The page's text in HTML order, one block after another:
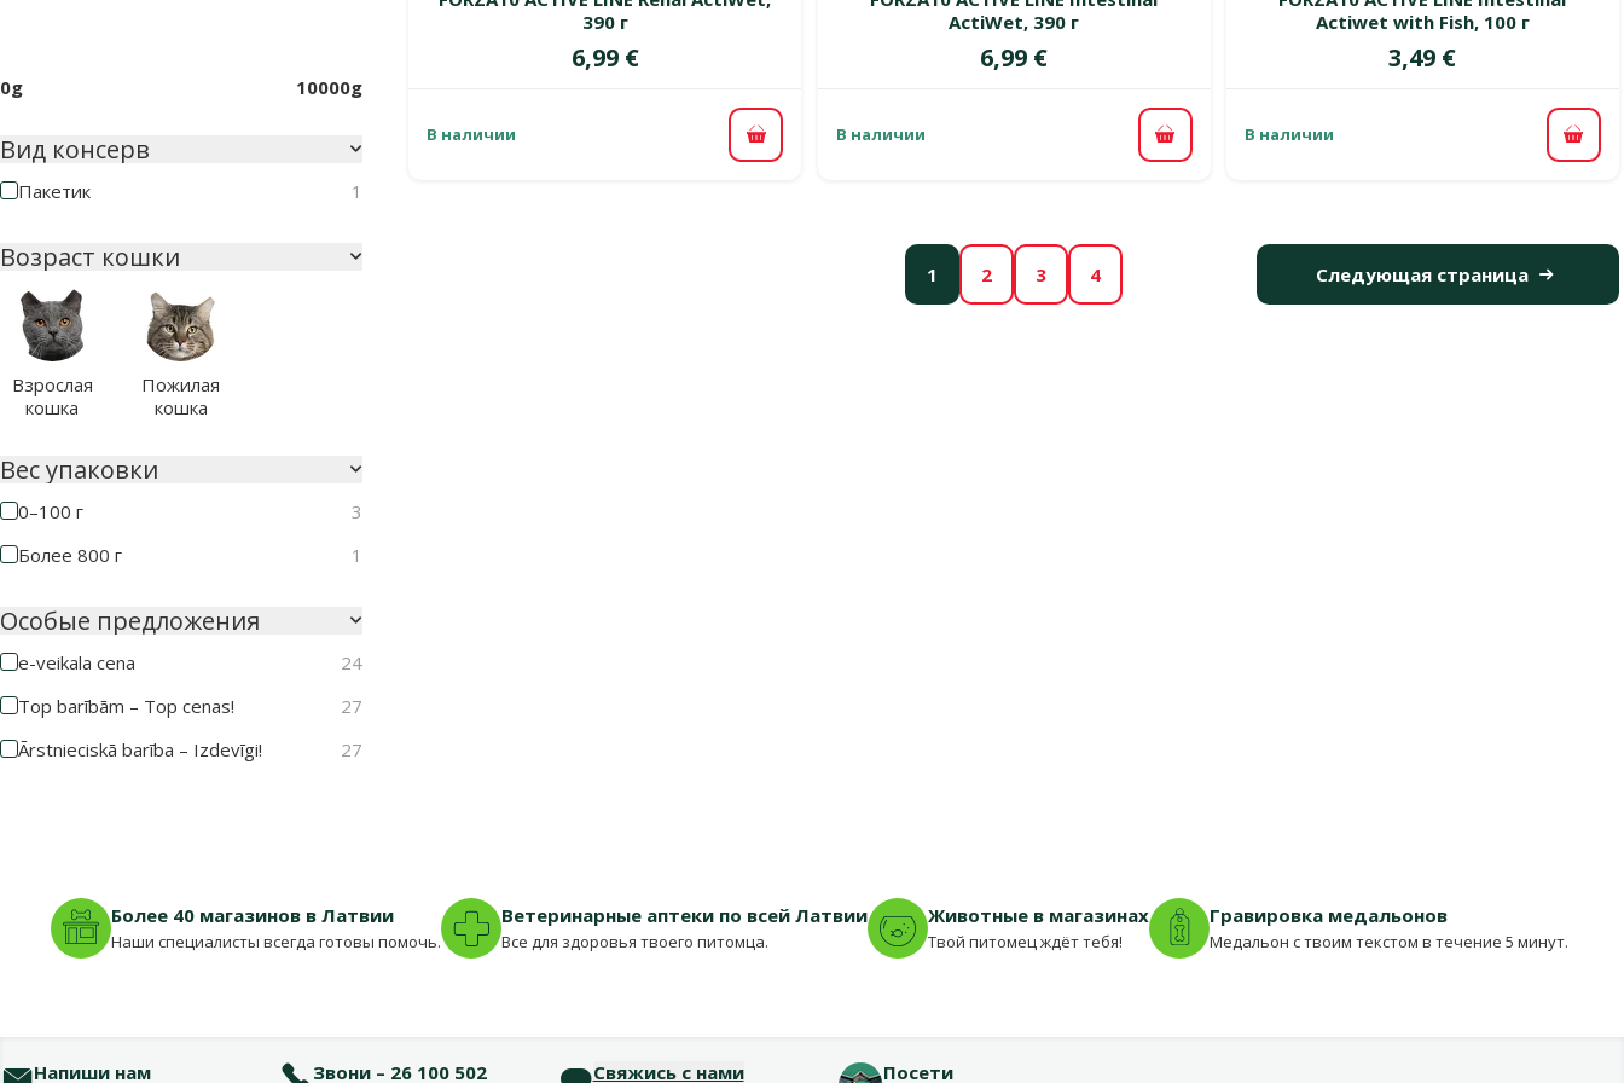
0g 10000g
Вид консерв
Пакетик 1
Возраст кошки
Взрослая
кошка
Пожилая
кошка
Вес упаковки
0–100 г
3
Более 800 г
1
Особые предложения
e-veikala cena
24
Top barībām – Top cenas!
27
Ārstnieciskā barība – Izdevīgi!
27
390 г
Цена
6,99 €
В наличии В корзину
ActiWet, 390 г
Цена
6,99 €
В наличии В корзину
Actiwet with Fish, 100 г
Цена
3,49 €
В наличии В
1 2 3 4 Следующая страница
Более 40 магазинов в Латвии
Наши специалисты всегда готовы помочь.
Ветеринарные аптеки по всей Латвии
Все для здоровья твоего питомца.
Животные в магазинах
Твой питомец ждёт тебя!
Гравировка медальонов
Медальон с твоим текстом в течение 5 минут.
Напиши нам Звони – 26 100 502 Свяжись с нами Посети